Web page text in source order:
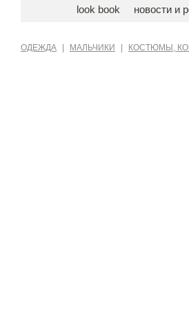
look book
новости и
ОДЕЖДА МАЛЬЧИКИ КОСТЮМЫ,